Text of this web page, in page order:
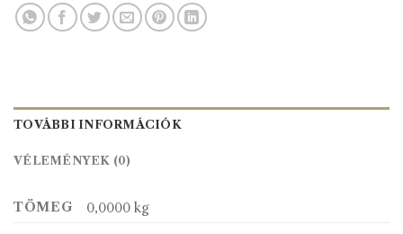
TOVÁBBI INFORMÁCIÓK
VÉLEMÉNYEK (0)
TÖMEG 0,0000 kg